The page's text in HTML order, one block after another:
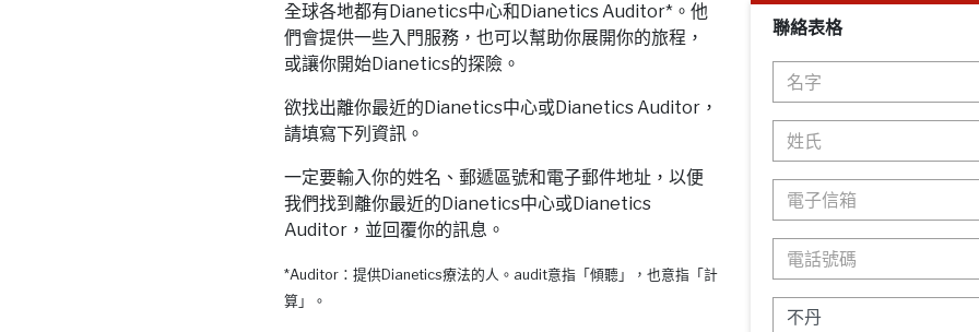
全球各地都有Dianetics中心和Dianetics Auditor*。他
們會提供一些入門服務，也可以幫助你展開你的旅程，
或讓你開始Dianetics的探險。
欲找出離你最近的Dianetics中心或Dianetics Auditor，
請填寫下列資訊。
一定要輸入你的姓名、郵遞區號和電子郵件地址，以便
我們找到離你最近的Dianetics中心或Dianetics
Auditor，並回覆你的訊息。
*Auditor：提供Dianetics療法的人。audit意指「傾聽」，也意指「計
算」。
聯絡表格